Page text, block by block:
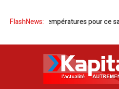
FlashNews:
Les températures pour ce samedi